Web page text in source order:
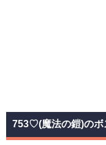
753♡(魔法の鎧)のボ